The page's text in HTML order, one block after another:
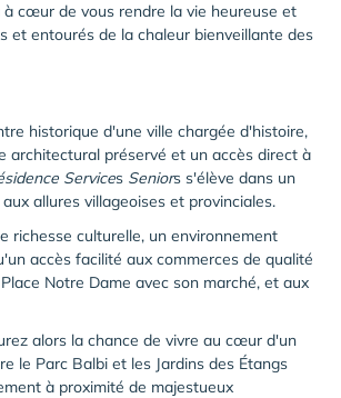
à cœur de vous rendre la vie heureuse et
et entourés de la chaleur bienveillante des
historique d'une ville chargée d'histoire,
architectural préservé et un accès direct à
Services Seniors s'élève dans un
allures villageoises et provinciales.
richesse culturelle, un environnement
accès facilité aux commerces de qualité
Notre Dame avec son marché, et aux
alors la chance de vivre au cœur d'un
le Parc Balbi et les Jardins des Étangs
à proximité de majestueux